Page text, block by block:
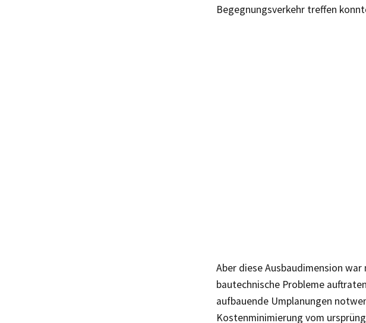
Begegnungsverkehr treffen
Aber diese Ausbaudimension
bautechnische Probleme
aufbauende Umplanungen
Kostenminimierung vom